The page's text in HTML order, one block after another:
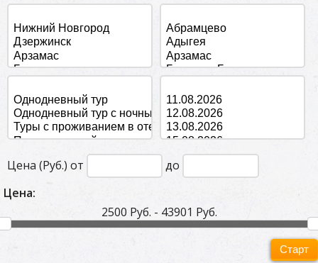
Цена (Руб.) от
до
Цена:
2500 Руб. - 43901 Руб.
Старт